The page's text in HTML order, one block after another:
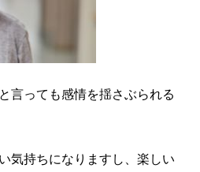
言っても感情を揺さぶられる
気持ちになりますし、楽しい